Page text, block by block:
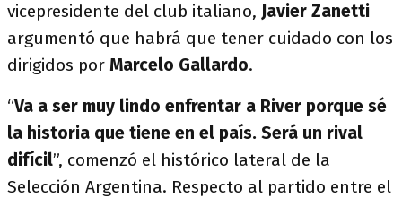
vicepresidente del club italiano, Javier Zanetti
argumentó que habrá que tener cuidado con los
dirigidos por Marcelo Gallardo.
“Va a ser muy lindo enfrentar a River porque sé
la historia que tiene en el país. Será un rival
difícil”, comenzó el histórico lateral de la
Selección Argentina. Respecto al partido entre el